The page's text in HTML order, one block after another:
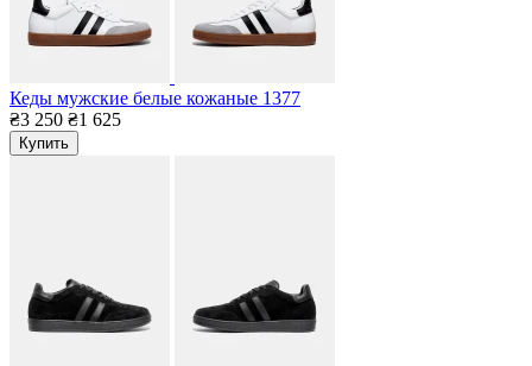
Кеды мужские белые кожаные 1377
₴3 250 ₴1 625
Купить